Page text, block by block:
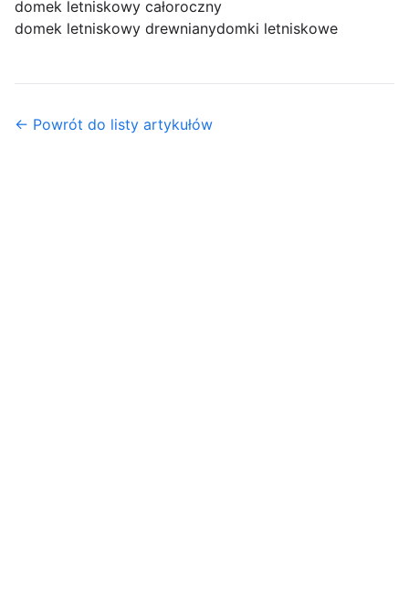
domek letniskowy całoroczny
domek letniskowy drewnianydomki letniskowe
← Powrót do listy artykułów